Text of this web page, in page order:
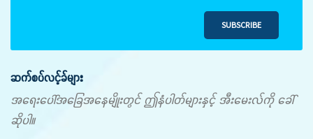
SUBSCRIBE
ဆက်စပ်လင့်ခ်များ
အရေးပေါ်အခြေအနေမျိုးတွင် ဤနံပါတ်များနှင့် အီးမေးလ်ကို ခေါ်
ဆိုပါ။